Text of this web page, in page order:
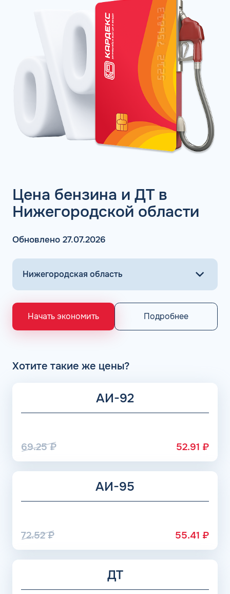
Цена бензина и ДТ в
Нижегородской области
Обновлено 27.07.2026
Начать экономить Подробнее
Хотите такие же цены?
АИ-92
69.25₽ 52.91 ₽
АИ-95
72.52₽ 55.41 ₽
ДТ